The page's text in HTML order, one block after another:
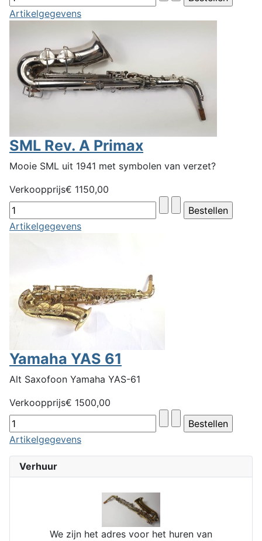
Verhuur
We zijn het adres voor het huren van
Artikelgegevens
SML Rev. A Primax
Mooie SML uit 1941 met symbolen van verzet?
Verkoopprijs€ 1150,00
Artikelgegevens
Yamaha YAS 61
Alt Saxofoon Yamaha YAS-61
Verkoopprijs€ 1500,00
Artikelgegevens